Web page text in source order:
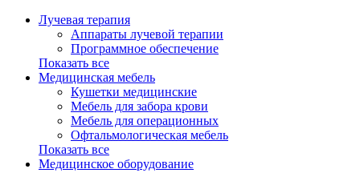
Лучевая терапия
Аппараты лучевой терапии
Программное обеспечение
Показать все
Медицинская мебель
Кушетки медицинские
Мебель для забора крови
Мебель для операционных
Офтальмологическая мебель
Показать все
Медицинское оборудование